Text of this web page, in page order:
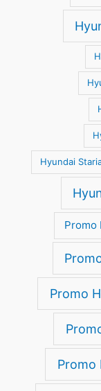
Hyundai
Promo
Promo
Promo